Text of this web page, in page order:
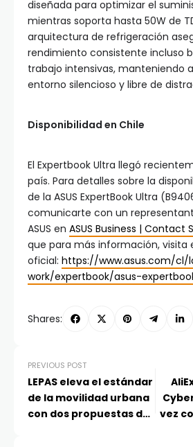
diseñada para optimizar el
mientras soporta hasta 50W de
arquitectura de refrigeración
rendimiento consistente incluso
trabajo intensivas, manteniendo
entorno silencioso y libre de
Disponibilidad en Chile
El Expertbook Ultra llegó
país. Para detalles sobre la
de la ASUS ExpertBook Ultra
comunicarte con un
ASUS en ASUS Business | Contact
que para más información, visita
oficial: https://www.asus.com/
work/expertbook/asus-
Shares:
PREVIOUS POST
LEPAS eleva el estándar
de la movilidad urbana
con dos propuestas de
vez